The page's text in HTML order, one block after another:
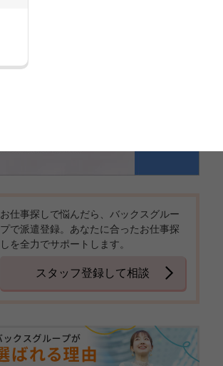
お仕事探しで悩んだら、バックスグルー
プで派遣登録。あなたに合ったお仕事探
しを全力でサポートします。
スタッフ登録して相談